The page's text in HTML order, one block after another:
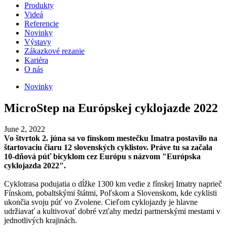
Produkty
Videá
Referencie
Novinky
Výstavy
Zákazkové rezanie
Kariéra
O nás
Novinky
MicroStep na Európskej cyklojazde 2022
June 2, 2022
Vo štvrtok 2. júna sa vo fínskom mestečku Imatra postavilo na
štartovaciu čiaru 12 slovenských cyklistov. Práve tu sa začala
10-dňová púť bicyklom cez Európu s názvom "Európska
cyklojazda 2022".
Cyklotrasa podujatia o dĺžke 1300 km vedie z fínskej Imatry naprieč
Fínskom, pobaltskými štátmi, Poľskom a Slovenskom, kde cyklisti
ukončia svoju púť vo Zvolene. Cieľom cyklojazdy je hlavne
udržiavať a kultivovať dobré vzťahy medzi partnerskými mestami v
jednotlivých krajinách.